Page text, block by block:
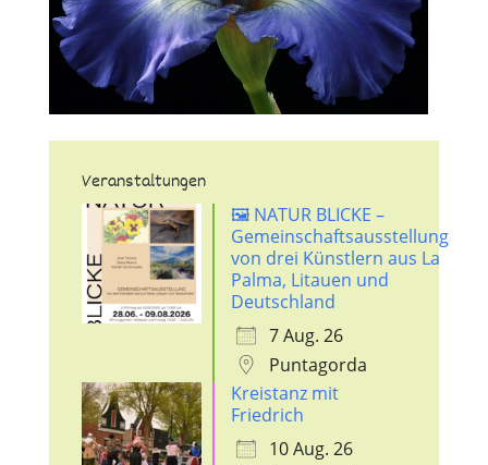
Veranstaltungen
🖼️ NATUR BLICKE –
Gemeinschaftsausstellung
von drei Künstlern aus La
Palma, Litauen und
Deutschland
7 Aug. 26
Puntagorda
Kreistanz mit
Friedrich
10 Aug. 26